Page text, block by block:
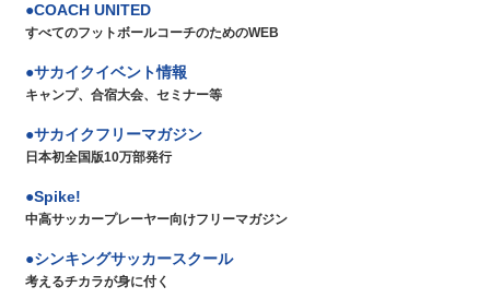
COACH UNITED
すべてのフットボールコーチのためのWEB
サカイクイベント情報
キャンプ、合宿大会、セミナー等
サカイクフリーマガジン
日本初全国版10万部発行
Spike!
中高サッカープレーヤー向けフリーマガジン
シンキングサッカースクール
考えるチカラが身に付く